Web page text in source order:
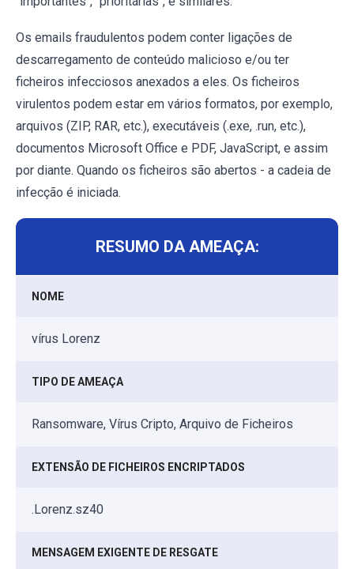
Os emails fraudulentos podem conter ligações de
descarregamento de conteúdo malicioso e/ou ter
ficheiros infecciosos anexados a eles. Os ficheiros
virulentos podem estar em vários formatos, por exemplo,
arquivos (ZIP, RAR, etc.), executáveis (.exe, .run, etc.),
documentos Microsoft Office e PDF, JavaScript, e assim
por diante. Quando os ficheiros são abertos - a cadeia de
infecção é iniciada.
RESUMO DA AMEAÇA:
NOME
vírus Lorenz
TIPO DE AMEAÇA
Ransomware, Vírus Cripto, Arquivo de Ficheiros
EXTENSÃO DE FICHEIROS ENCRIPTADOS
.Lorenz.sz40
MENSAGEM EXIGENTE DE RESGATE